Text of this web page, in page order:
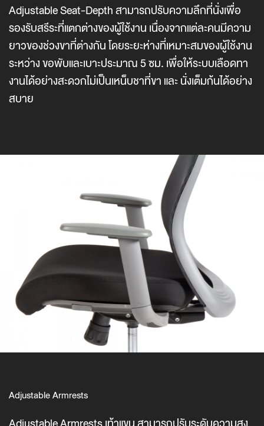
Adjustable Seat-Depth สามารถปรับความลึกที่นั่งเพื่อ
รองรับสรีระที่แตกต่างของผู้ใช้งาน เนื่องจากแต่ละคนมีความ
ยาวของช่วงขาที่ต่างกัน โดยระยะห่างที่เหมาะสมของผู้ใช้งาน
ระหว่าง ขอพับและเบาะประมาณ 5 ซม. เพื่อให้ระบบเลือดทา
งานได้อย่างสะดวกไม่เป็นเหน็บชาที่ขา และ นั่งเต็มก้นได้อย่าง
สบาย
Adjustable Armrests